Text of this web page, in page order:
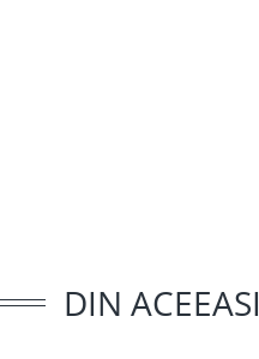
DIN ACEEASI